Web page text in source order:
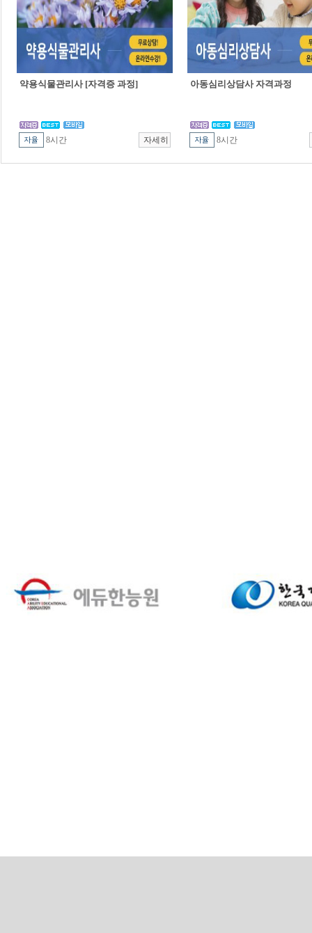
약용식물관리사 [자격증 과정]
8시간
아동심리상담사 자격과정
8시간